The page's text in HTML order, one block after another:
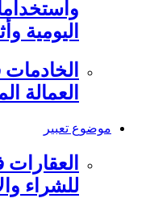
اليومية
العمالة
موضوع تعبير
للشراء